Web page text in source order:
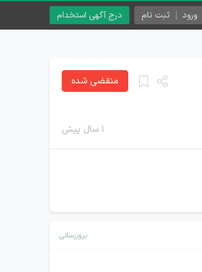
درج آگهی استخدام ورود ثبت نام
۱ سال پیش
منقضی شده
بروزرسانی